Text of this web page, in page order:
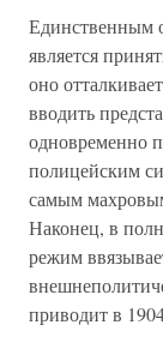
Единственным
является
оно
вводить
одновременно
полицейским
самым
Наконец, в
режим
приводит в